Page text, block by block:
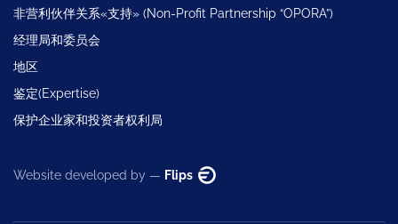
非营利伙伴关系«支持» (Non-Profit Partnership “OPORA”)
经理局和委员会
地区
鉴定(Expertise)
保护企业家和投资者权利局
Website developed by — Flips